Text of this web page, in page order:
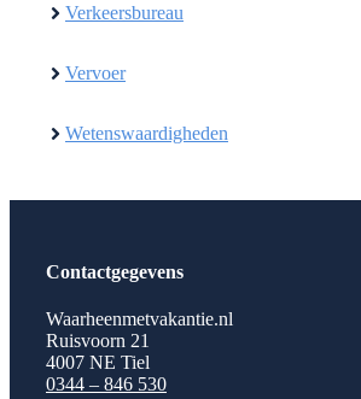
Verkeersbureau
Vervoer
Wetenswaardigheden
Contactgegevens
Waarheenmetvakantie.nl
Ruisvoorn 21
4007 NE Tiel
0344 – 846 530